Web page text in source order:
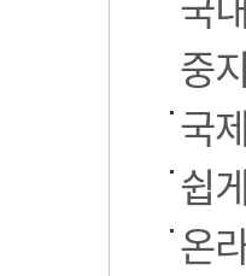
중
국
쉽
온